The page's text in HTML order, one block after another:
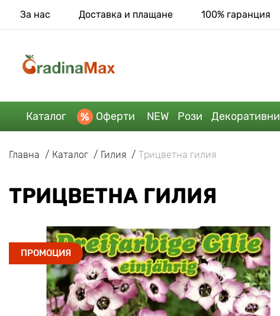
За нас Доставка и плащане 100% гаранция
Каталог Оферти NEW Рози Декоративни
Главна Каталог Гилия Трицветна гилия
ТРИЦВЕТНА ГИЛИЯ
ПРОМОЦИЯ